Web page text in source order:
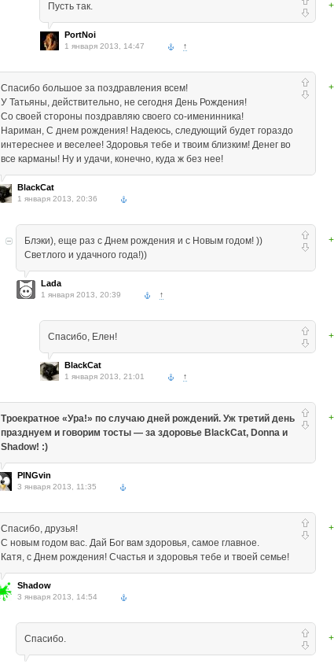
Пусть так.
PortNoi
1 января 2013, 14:47 ↑
Спасибо большое за поздравления всем!
У Татьяны, действительно, не сегодня День Рождения!
Со своей стороны поздравляю своего со-именинника!
Нариман, С днем рождения! Надеюсь, следующий будет гораздо
интереснее и веселее! Здоровья тебе и твоим близким! Денег во
все карманы! Ну и удачи, конечно, куда ж без нее!
BlackCat
1 января 2013, 20:36
Блэки), еще раз с Днем рождения и с Новым годом! ))
Светлого и удачного года!))
Lada
1 января 2013, 20:39 ↑
Спасибо, Елен!
BlackCat
1 января 2013, 21:01 ↑
Троекратное «Ура!» по случаю дней рождений. Уж третий день
празднуем и говорим тосты — за здоровье BlackCat, Donna и
Shadow! :)
PINGvin
3 января 2013, 11:35
Спасибо, друзья!
С новым годом вас. Дай Бог вам здоровья, самое главное.
Катя, с Днем рождения! Счастья и здоровья тебе и твоей семье!
Shadow
3 января 2013, 14:54
Спасибо.